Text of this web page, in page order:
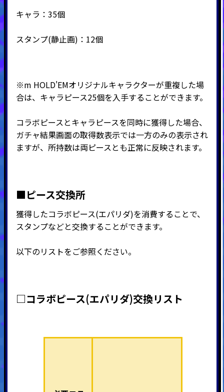
キャラ：35個
スタンプ(静止画)：12個
※m HOLD'EMオリジナルキャラクターが重複した場
合は、キャラピース25個を入手することができます。
コラボピースとキャラピースを同時に獲得した場合、
ガチャ結果画面の取得数表示では一方のみの表示され
ますが、所持数は両ピースとも正常に反映されます。
■ピース交換所
獲得したコラボピース(エパリダ)を消費することで、
スタンプなどと交換することができます。
以下のリストをご参照ください。
□コラボピース(エパリダ)交換リスト